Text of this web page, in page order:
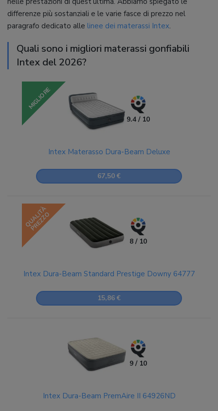
differenze più sostanziali e le varie fasce di prezzo nel
paragrafo dedicato alle linee dei materassi Intex.
Quali sono i migliori materassi gonfiabili
Intex del 2026?
MIGLIORE
9.4 / 10
Intex Materasso Dura-Beam Deluxe
67,50 €
QUALITÀ
PREZZO
8 / 10
Intex Dura-Beam Standard Prestige Downy 64777
15,86 €
9 / 10
Intex Dura-Beam PremAire II 64926ND